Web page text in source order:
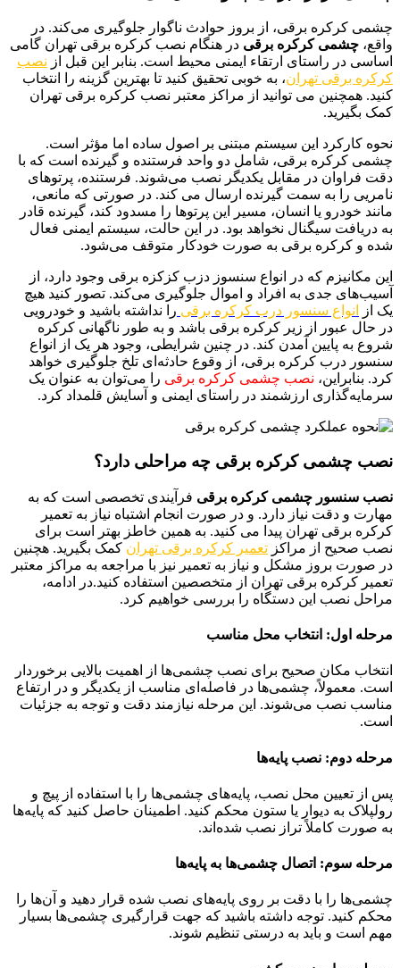
چشمی کرکره برقی، از بروز حوادث ناگوار جلوگیری می‌کند. در
واقع، چشمی کرکره برقی در هنگام نصب کرکره برقی تهران گامی
اساسی در راستای ارتقاء ایمنی محیط است. بنابر این قبل از نصب
کرکره برقی تهران، به خوبی تحقیق کنید تا بهترین گزینه را انتخاب
کنید. همچنین می توانید از مراکز معتبر نصب کرکره برقی تهران
کمک بگیرید.
نحوه کارکرد این سیستم مبتنی بر اصول ساده اما مؤثر است.
چشمی کرکره برقی، شامل دو واحد فرستنده و گیرنده است که با
دقت فراوان در مقابل یکدیگر نصب می‌شوند. فرستنده، پرتوهای
نامریی را به سمت گیرنده ارسال می کند. در صورتی که مانعی،
مانند خودرو یا انسان، مسیر این پرتوها را مسدود کند، گیرنده قادر
به دریافت سیگنال نخواهد بود. در این حالت، سیستم ایمنی فعال
شده و کرکره برقی به صورت خودکار متوقف می‌شود.
این مکانیزم که در انواع سنسوز دزب کزکزه برقی وجود دارد، از
آسیب‌های جدی به افراد و اموال جلوگیری می‌کند. تصور کنید هیچ
یک از
انواع سنسور درب کرکره برقی را نداشته باشید و خودرویی
در حال عبور از زیر کرکره برقی باشد و به طور ناگهانی کرکره
شروع به پایین آمدن کند. در چنین شرایطی، وجود هر یک از انواع
سنسور درب کرکره برقی، از وقوع حادثه‌ای تلخ جلوگیری خواهد
کرد. بنابراین، نصب چشمی کرکره برقی را می‌توان به عنوان یک
سرمایه‌گذاری ارزشمند در راستای ایمنی و آسایش قلمداد کرد.
نصب چشمی کرکره برقی چه مراحلی دارد؟
نصب سنسور چشمی کرکره برقی فرآیندی تخصصی است که به
مهارت و دقت نیاز دارد. و در صورت انجام اشتباه نیاز به تعمیر
کرکره برقی تهران پیدا می کنید. به همین خاطز بهتر است برای
نصب صحیح از مراکز تعمیر کرکره برقی تهران کمک بگیرید. هچنین
در صورت بروز مشکل و نیاز به تعمیر نیز با مراجعه به مراکز معتبر
تعمیر کرکره برقی تهران از متخصصین استفاده کنید.در ادامه،
مراحل نصب این دستگاه را بررسی خواهیم کرد.
مرحله اول: انتخاب محل مناسب
انتخاب مکان صحیح برای نصب چشمی‌ها از اهمیت بالایی برخوردار
است. معمولاً، چشمی‌ها در فاصله‌ای مناسب از یکدیگر و در ارتفاع
مناسب نصب می‌شوند. این مرحله نیازمند دقت و توجه به جزئیات
است.
مرحله دوم: نصب پایه‌ها
پس از تعیین محل نصب، پایه‌های چشمی‌ها را با استفاده از پیچ و
رولپلاک به دیوار یا ستون محکم کنید. اطمینان حاصل کنید که پایه‌ها
به صورت کاملاً تراز نصب شده‌اند.
مرحله سوم: اتصال چشمی‌ها به پایه‌ها
چشمی‌ها را با دقت بر روی پایه‌های نصب شده قرار دهید و آن‌ها را
محکم کنید. توجه داشته باشید که جهت قرارگیری چشمی‌ها بسیار
مهم است و باید به درستی تنظیم شوند.